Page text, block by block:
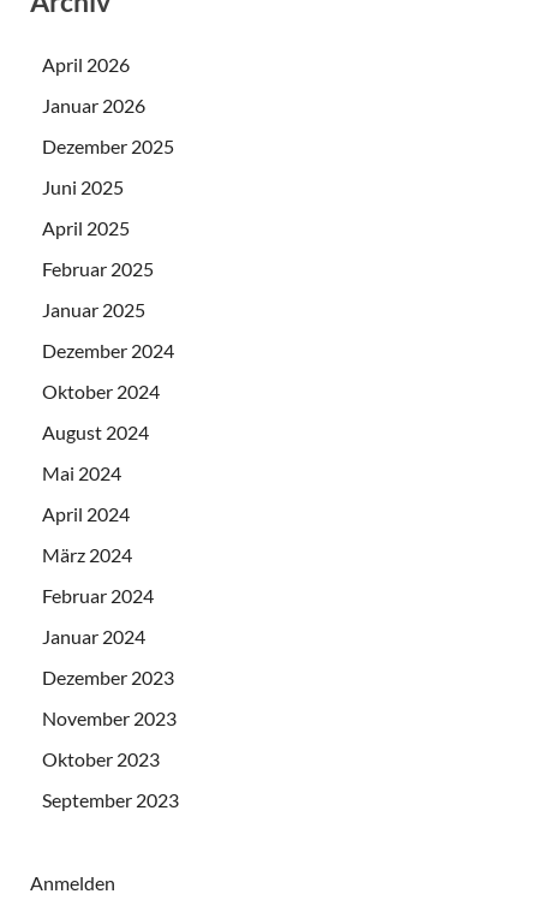
April 2026
Januar 2026
Dezember 2025
Juni 2025
April 2025
Februar 2025
Januar 2025
Dezember 2024
Oktober 2024
August 2024
Mai 2024
April 2024
März 2024
Februar 2024
Januar 2024
Dezember 2023
November 2023
Oktober 2023
September 2023
Anmelden